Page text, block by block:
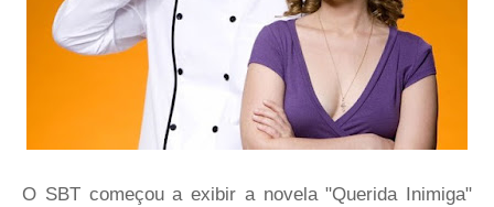
O SBT começou a exibir a novela "Querida Inimiga"